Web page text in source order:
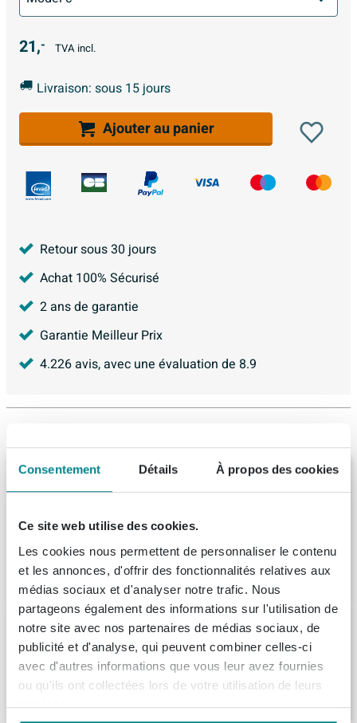
Consentement Détails À propos des cookies
Ce site web utilise des cookies.
Les cookies nous permettent de personnaliser le contenu
et les annonces, d'offrir des fonctionnalités relatives aux
médias sociaux et d'analyser notre trafic. Nous
partageons également des informations sur l'utilisation de
notre site avec nos partenaires de médias sociaux, de
publicité et d'analyse, qui peuvent combiner celles-ci
avec d'autres informations que vous leur avez fournies
ou qu'ils ont collectées lors de votre utilisation de leurs
services.
21,- TVA incl.
Livraison: sous 15 jours
Ajouter au panier
Retour sous 30 jours
Achat 100% Sécurisé
2 ans de garantie
Garantie Meilleur Prix
4.226avis, avec une évaluation de 8.9
BRAUER Poignée de meuble en applique -
12,8 cm - modèle E - matériau inox -
Livraison:1 - 2 semaines
24,-
Loggere Poignée sanitaire adaptée Inox
Livraison: sous 7 jours
112,99